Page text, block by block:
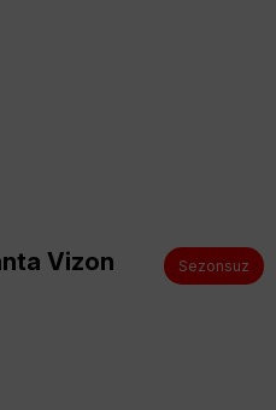
Vizon
Sezonsuz